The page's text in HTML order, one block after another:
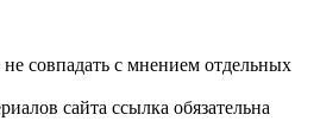
совпадать с мнением отдельных
сайта ссылка обязательна